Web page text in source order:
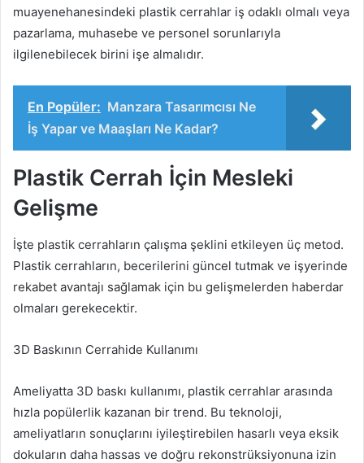
muayenehanesindeki plastik cerrahlar iş odaklı olmalı veya
pazarlama, muhasebe ve personel sorunlarıyla
ilgilenebilecek birini işe almalıdır.
En Popüler: Manzara Tasarımcısı Ne
İş Yapar ve Maaşları Ne Kadar?
Plastik Cerrah İçin Mesleki
Gelişme
İşte plastik cerrahların çalışma şeklini etkileyen üç metod.
Plastik cerrahların, becerilerini güncel tutmak ve işyerinde
rekabet avantajı sağlamak için bu gelişmelerden haberdar
olmaları gerekecektir.
3D Baskının Cerrahide Kullanımı
Ameliyatta 3D baskı kullanımı, plastik cerrahlar arasında
hızla popülerlik kazanan bir trend. Bu teknoloji,
ameliyatların sonuçlarını iyileştirebilen hasarlı veya eksik
dokuların daha hassas ve doğru rekonstrüksiyonuna izin